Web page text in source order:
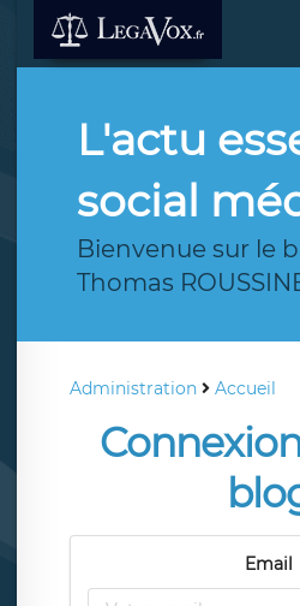
L'actu
social
Bienvenue sur le
Thomas
Administration Accueil
Email